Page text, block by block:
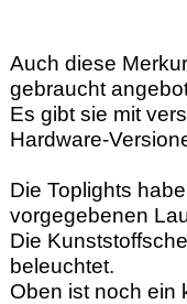
Auch diese
gebraucht
Es gibt sie mit
Hardware-
Die Toplights
vorgegebenen
Die
beleuchtet.
Oben ist noch ein